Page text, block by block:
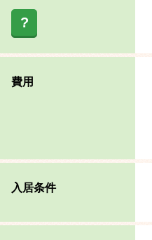
?
費用
入居条件